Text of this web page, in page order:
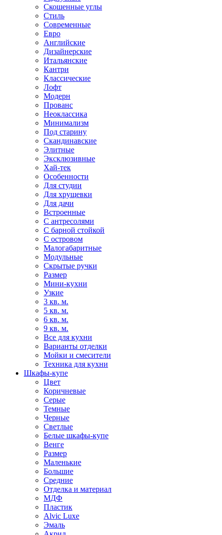
Скошенные углы
Стиль
Современные
Евро
Английские
Дизайнерские
Итальянские
Кантри
Классические
Лофт
Модерн
Прованс
Неоклассика
Минимализм
Под старину
Скандинавские
Элитные
Эксклюзивные
Хай-тек
Особенности
Для студии
Для хрущевки
Для дачи
Встроенные
С антресолями
С барной стойкой
С островом
Малогабаритные
Модульные
Скрытые ручки
Размер
Мини-кухни
Узкие
3 кв. м.
5 кв. м.
6 кв. м.
9 кв. м.
Все для кухни
Варианты отделки
Мойки и смесители
Техника для кухни
Шкафы-купе
Цвет
Коричневые
Серые
Темные
Черные
Светлые
Белые шкафы-купе
Венге
Размер
Маленькие
Большие
Средние
Отделка и материал
МДФ
Пластик
Alvic Luxe
Эмаль